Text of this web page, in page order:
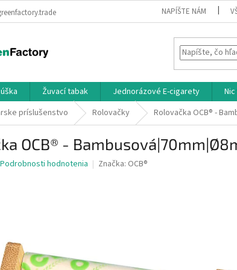
NAPÍŠTE NÁM
Žuvací tabak Jednorázové E-cigarety
príslušenstvo Rolovačky Rolovačka OCB® -
OCB® -
Podrobnosti hodnotenia Značka: OCB®